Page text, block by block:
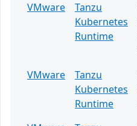
VMware
Tanzu
Kubernetes
Runtime
VMware
Tanzu
Kubernetes
Runtime